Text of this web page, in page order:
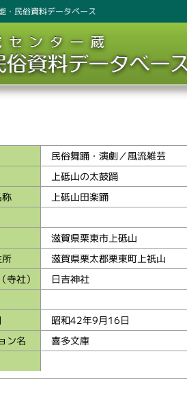
・民俗資料データベース
民俗舞踊・演劇／風流雑芸
上砥山の太鼓踊
上砥山田楽踊
滋賀県栗東市上砥山
滋賀県栗太郡栗東町上祇山
寺社）
日吉神社
昭和42年9月16日
ン名
喜多文庫